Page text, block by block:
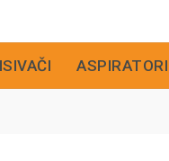
ASPIRATORI